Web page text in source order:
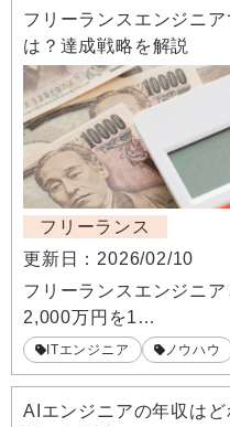
フリーランスエンジニ
は？達成戦略を解説
フリーランス
更新日： 2026/02/10
フリーランスエンジニ
2,000万円を1…
ITエンジニア ノウハウ
AIエンジニアの年収は